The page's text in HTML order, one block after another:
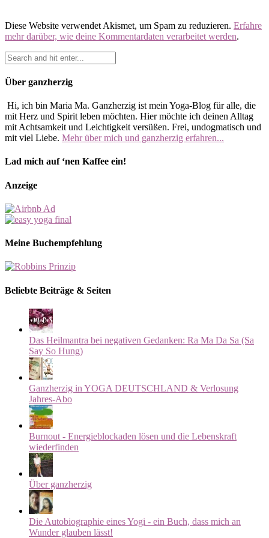
Diese Website verwendet Akismet, um Spam zu reduzieren. Erfahre
mehr darüber, wie deine Kommentardaten verarbeitet werden.
Über ganzherzig
Hi, ich bin Maria Ma. Ganzherzig ist mein Yoga-Blog für alle, die
mit Herz und Spirit leben möchten. Hier möchte ich deinen Alltag
mit Achtsamkeit und Leichtigkeit versüßen. Frei, undogmatisch und
mit viel Liebe. Mehr über mich und ganzherzig erfahren...
Lad mich auf ‘nen Kaffee ein!
Anzeige
Meine Buchempfehlung
Beliebte Beiträge & Seiten
Das Heilmantra bei negativen Gedanken: Ra Ma Da Sa (Sa
Say So Hung)
Ganzherzig in YOGA DEUTSCHLAND & Verlosung
Jahres-Abo
Burnout - Energieblockaden lösen und die Lebenskraft
wiederfinden
Über ganzherzig
Die Autobiographie eines Yogi - ein Buch, dass mich an
Wunder glauben lässt!